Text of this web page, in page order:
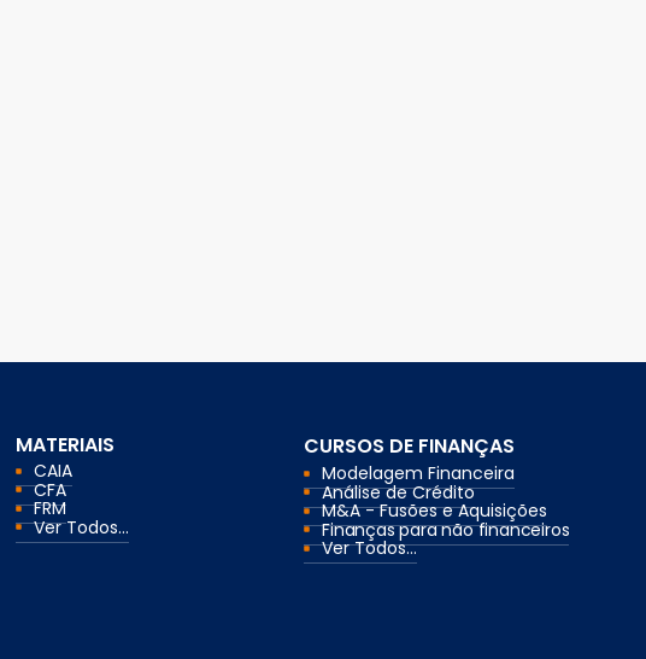
MATERIAIS
CAIA
CFA
FRM
Ver Todos...
CURSOS DE FINANÇAS
Modelagem Financeira
Análise de Crédito
M&A - Fusões e Aquisições
Finanças para não financeiros
Ver Todos...